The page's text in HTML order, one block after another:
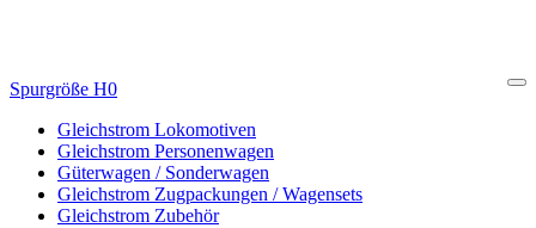
Spurgröße H0
Gleichstrom Lokomotiven
Gleichstrom Personenwagen
Güterwagen / Sonderwagen
Gleichstrom Zugpackungen / Wagensets
Gleichstrom Zubehör